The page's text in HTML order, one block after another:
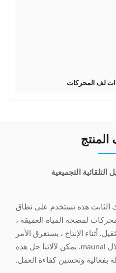
لف المحركات
التجميعية
الثابت هذه تستخدم على نطاق
لمضخة المياه العميقة ،
أثناء الإنتاج ، يستغرق الأمر
وقتًا طويلاً لجعله من خلال maunal. يمكن لآلاتنا حل هذه
بفعالية وتحسين كفاءة العمل.